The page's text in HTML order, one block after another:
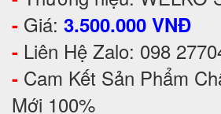
- Giá: 3.500.000 VNĐ
- Liên Hệ Zalo: 098
- Cam Kết Sản Phẩm
Mới 100%